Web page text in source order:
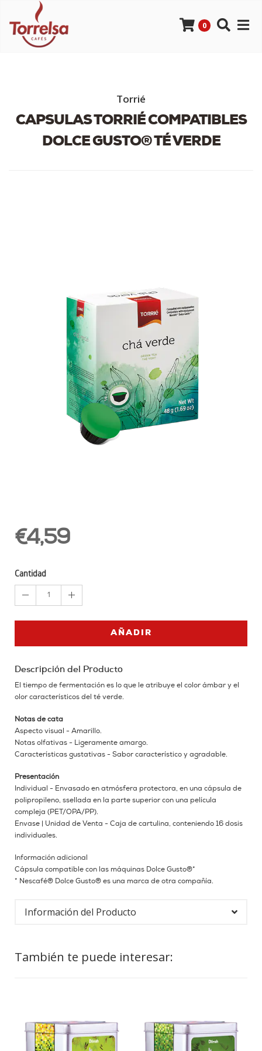
0
Torrié
CAPSULAS TORRIÉ COMPATIBLES
DOLCE GUSTO® TÉ VERDE
€4,59
Cantidad
1
AÑADIR
Descripción del Producto
El tiempo de fermentación es lo que le atribuye el color ámbar y el
olor característicos del té verde.
Notas de cata
Aspecto visual - Amarillo.
Notas olfativas - Ligeramente amargo.
Características gustativas - Sabor característico y agradable.
Presentación
Individual - Envasado en atmósfera protectora, en una cápsula de
polipropileno, ssellada en la parte superior con una película
compleja (PET/OPA/PP).
Envase | Unidad de Venta - Caja de cartulina, conteniendo 16 dosis
individuales.
Información adicional
Cápsula compatible con las máquinas Dolce Gusto®*
* Nescafé® Dolce Gusto® es una marca de otra compañía.
Información del Producto
También te puede interesar: